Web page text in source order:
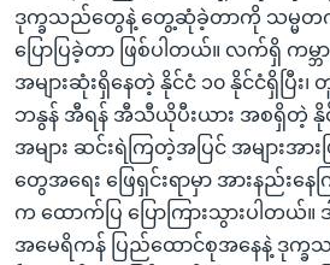
ဒုက္ခသည်တွေနဲ့ တွေ့ဆုံခဲ့တာကို သမ္မတက
ပြောပြခဲ့တာ ဖြစ်ပါတယ်။ လက်ရှိ ကမ္ဘာ
အများဆုံးရှိနေတဲ့ နိုင်ငံ ၁၀ နိုင်ငံရှိပြီ
ဘနွန် အီရန် အီသီယိုပီးယား အစရှိတဲ့ နို
အများ ဆင်းရဲကြတဲ့အပြင် အများအ
တွေအရေး ဖြေရှင်းရာမှာ အားနည်းန
က ထောက်ပြ ပြောကြားသွားပါတယ်။
အမေရိကန် ပြည်ထောင်စုအနေနဲ့ ဒု